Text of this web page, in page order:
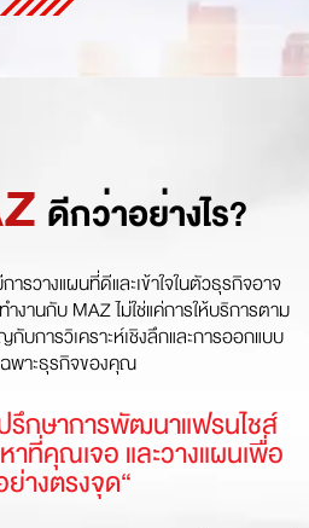
ดีกว่าอย่างไร?
ารวางแผนที่ดีและเข้าใจในตัวธุรกิจอาจ
งานกับ MAZ ไม่ใช่แค่การให้บริการตาม
บการวิเคราะห์เชิงลึกและการออกแบบ
พาะธุรกิจของคุณ
ปรึกษาการพัฒนาแฟรนไชส์
าที่คุณเจอ และวางแผนเพื่อ
ย่างตรงจุด“